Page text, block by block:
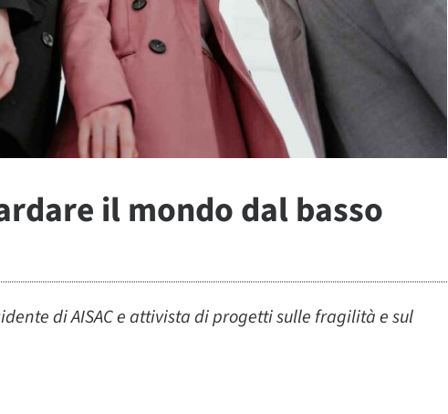
il mondo dal basso
di AISAC e attivista di progetti sulle fragilità e sul